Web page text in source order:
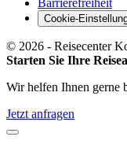
Barrierefreiheit
Cookie-
© 2026 - Reisecenter
Starten Sie Ihre
Wir helfen Ihnen gerne
Jetzt anfragen